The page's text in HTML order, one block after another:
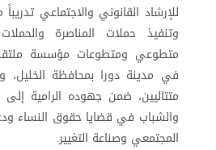
للإرشاد القانوني والاجتماعي
وتنفيذ حملات المناصرة
متطوعي ومتطوعات مؤسسة
في مدينة دورا بمحافظة الخليل،
متتاليين، ضمن جهوده الرامية إلى
والشباب في قضايا حقوق النساء
المجتمعي وصناعة التغيير.